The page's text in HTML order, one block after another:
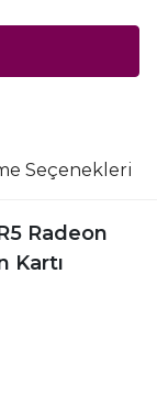
Seçenekleri
Radeon
Kartı